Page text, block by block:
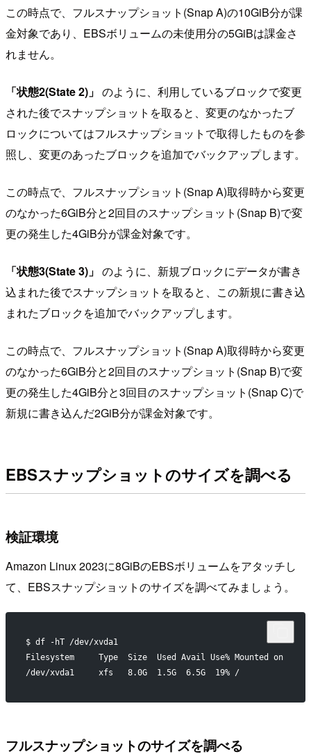
この時点で、フルスナップショット(Snap A)の10GiB分が課
金対象であり、EBSボリュームの未使用分の5GiBは課金さ
れません。
「状態2(State 2)」 のように、利用しているブロックで変更
された後でスナップショットを取ると、変更のなかったブ
ロックについてはフルスナップショットで取得したものを参
照し、変更のあったブロックを追加でバックアップします。
この時点で、フルスナップショット(Snap A)取得時から変更
のなかった6GiB分と2回目のスナップショット(Snap B)で変
更の発生した4GiB分が課金対象です。
「状態3(State 3)」 のように、新規ブロックにデータが書き
込まれた後でスナップショットを取ると、この新規に書き込
まれたブロックを追加でバックアップします。
この時点で、フルスナップショット(Snap A)取得時から変更
のなかった6GiB分と2回目のスナップショット(Snap B)で変
更の発生した4GiB分と3回目のスナップショット(Snap C)で
新規に書き込んだ2GiB分が課金対象です。
EBSスナップショットのサイズを調べる
検証環境
Amazon Linux 2023に8GiBのEBSボリュームをアタッチし
て、EBSスナップショットのサイズを調べてみましょう。
$ df -hT /dev/xvda1
Filesystem     Type  Size  Used Avail Use% Mounted on
/dev/xvda1     xfs   8.0G  1.5G  6.5G  19% /
フルスナップショットのサイズを調べる